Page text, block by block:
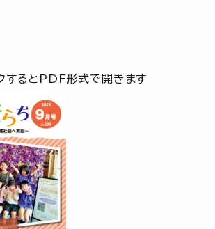
するとPDF形式で開きます